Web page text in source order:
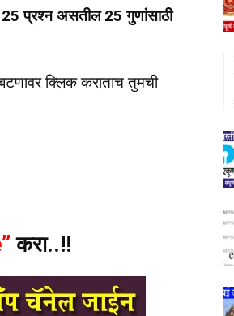
25 प्रश्न असतील 25 गुणांसाठी
क्लिक कराताच तुमची
करा..!!